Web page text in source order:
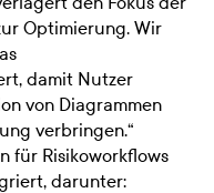
Optimierung. Wir
damit Nutzer
von Diagrammen
verbringen.“
für Risikoworkflows
darunter: